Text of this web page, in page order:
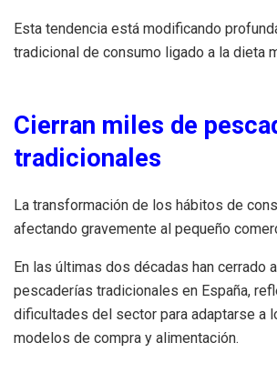
Esta tendencia está modificando
tradicional de consumo ligado a la dieta
Cierran miles de
tradicionales
La transformación de los hábitos de
afectando gravemente al pequeño
En las últimas dos décadas han cerrado
pescaderías tradicionales en España,
dificultades del sector para adaptarse a
modelos de compra y alimentación.